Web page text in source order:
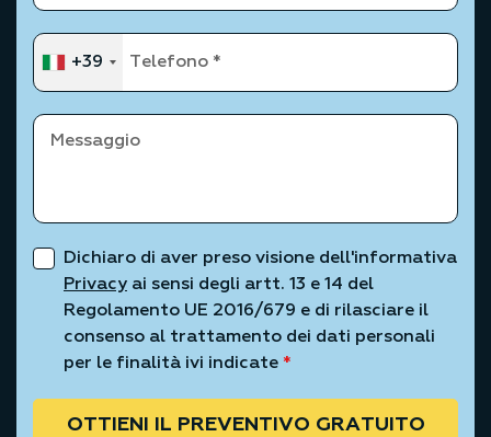
+39
Dichiaro di aver preso visione dell'informativa
Privacy ai sensi degli artt. 13 e 14 del
Regolamento UE 2016/679 e di rilasciare il
consenso al trattamento dei dati personali
per le finalità ivi indicate *
OTTIENI IL PREVENTIVO GRATUITO